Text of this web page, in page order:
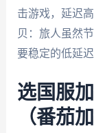
击游戏，延迟
贝：旅人虽然
要稳定的低延迟
选国服
（番茄